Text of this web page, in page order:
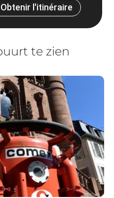
Obtenir l'itinéraire
te zien